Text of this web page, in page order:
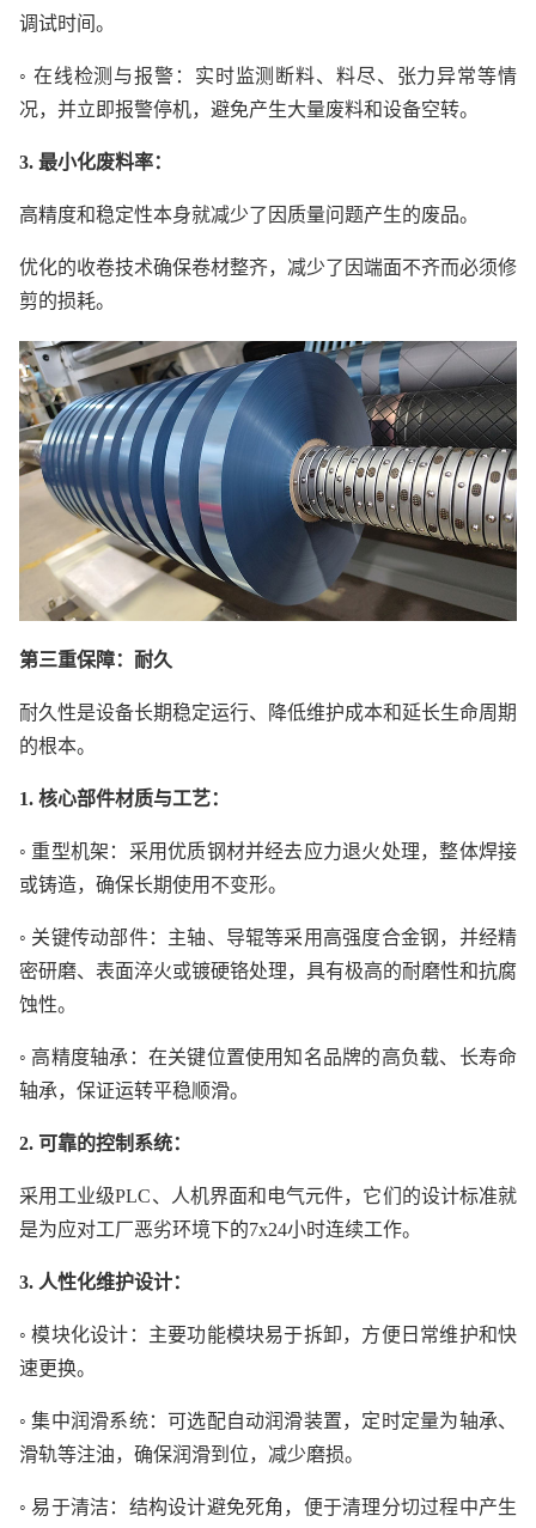
调试时间。
◦ 在线检测与报警：实时监测断料、料尽、张力异常等情
况，并立即报警停机，避免产生大量废料和设备空转。
3. 最小化废料率：
高精度和稳定性本身就减少了因质量问题产生的废品。
优化的收卷技术确保卷材整齐，减少了因端面不齐而必须修
剪的损耗。
第三重保障：耐久
耐久性是设备长期稳定运行、降低维护成本和延长生命周期
的根本。
1. 核心部件材质与工艺：
◦ 重型机架：采用优质钢材并经去应力退火处理，整体焊接
或铸造，确保长期使用不变形。
◦ 关键传动部件：主轴、导辊等采用高强度合金钢，并经精
密研磨、表面淬火或镀硬铬处理，具有极高的耐磨性和抗腐
蚀性。
◦ 高精度轴承：在关键位置使用知名品牌的高负载、长寿命
轴承，保证运转平稳顺滑。
2. 可靠的控制系统：
采用工业级PLC、人机界面和电气元件，它们的设计标准就
是为应对工厂恶劣环境下的7x24小时连续工作。
3. 人性化维护设计：
◦ 模块化设计：主要功能模块易于拆卸，方便日常维护和快
速更换。
◦ 集中润滑系统：可选配自动润滑装置，定时定量为轴承、
滑轨等注油，确保润滑到位，减少磨损。
◦ 易于清洁：结构设计避免死角，便于清理分切过程中产生